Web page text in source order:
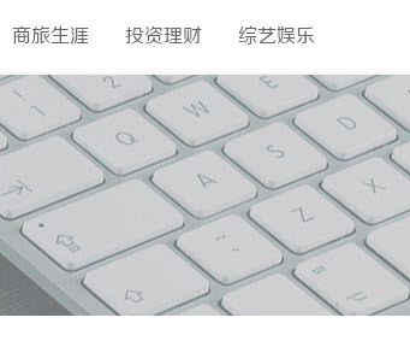
商旅生涯 投资理财 综艺娱乐